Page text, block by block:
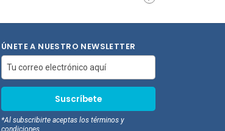
compras
ÚNETE A NUESTRO NEWSLETTER
*Al subscribirte aceptas los términos y
condiciones